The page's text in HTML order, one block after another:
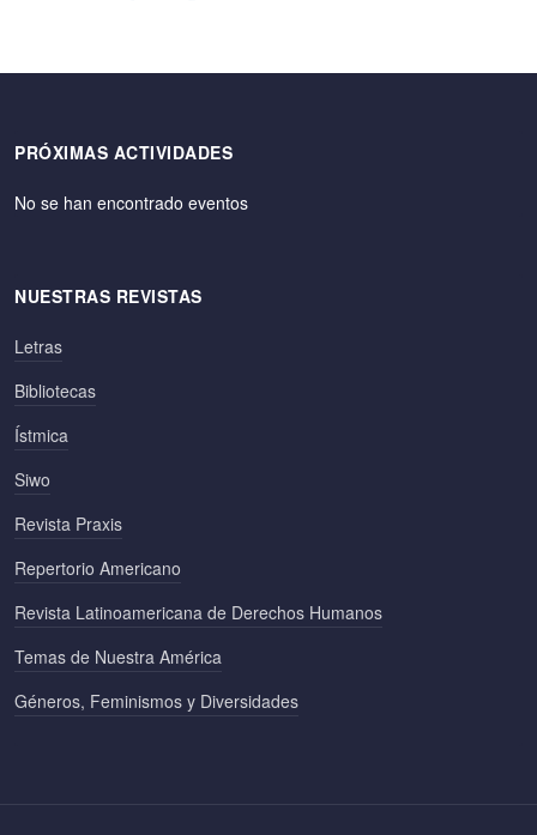
PRÓXIMAS ACTIVIDADES
No se han encontrado eventos
NUESTRAS REVISTAS
Letras
Bibliotecas
Ístmica
Siwo
Revista Praxis
Repertorio Americano
Revista Latinoamericana de Derechos Humanos
Temas de Nuestra América
Géneros, Feminismos y Diversidades